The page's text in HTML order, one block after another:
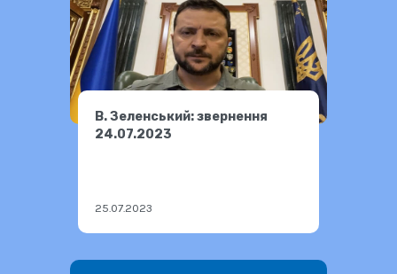
В. Зеленський: звернення
24.07.2023
25.07.2023